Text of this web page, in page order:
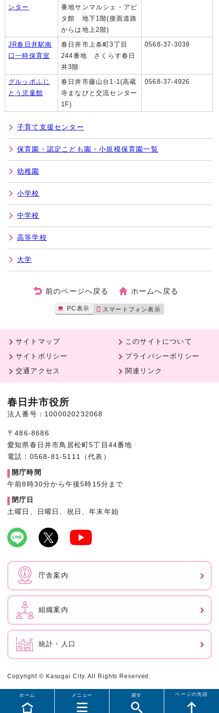
ンター
番地サンマルシェ・アピ
タ館 地下1階(接面道路
からは地上2階)
JR春日井駅南
口一時保育室
春日井市上条町3丁目
244番地 さくらす春日
井3階
0568-37-3039
グルッポふじ
とう児童館
春日井市藤山台1‐1(高蔵
寺まなびと交流センター
1F)
0568-37-4926
子育て支援センター
保育園・認定こども園・小規模保育園一覧
幼稚園
小学校
中学校
高等学校
大学
前のページへ戻る ホームへ戻る
PC表示 スマートフォン表示
メニュー
ホーム 探す ページの先頭
サイトマップ
このサイトについて
サイトポリシー
プライバシーポリシー
交通アクセス
関連リンク
春日井市役所
法人番号：1000020232068
〒486-8686
愛知県春日井市鳥居松町5丁目44番地
電話：0568-81-5111（代表）
開庁時間
午前8時30分から午後5時15分まで
閉庁日
土曜日、日曜日、祝日、年末年始
庁舎案内
組織案内
統計・人口
Copyright © Kasugai City. All Rights Reserved.